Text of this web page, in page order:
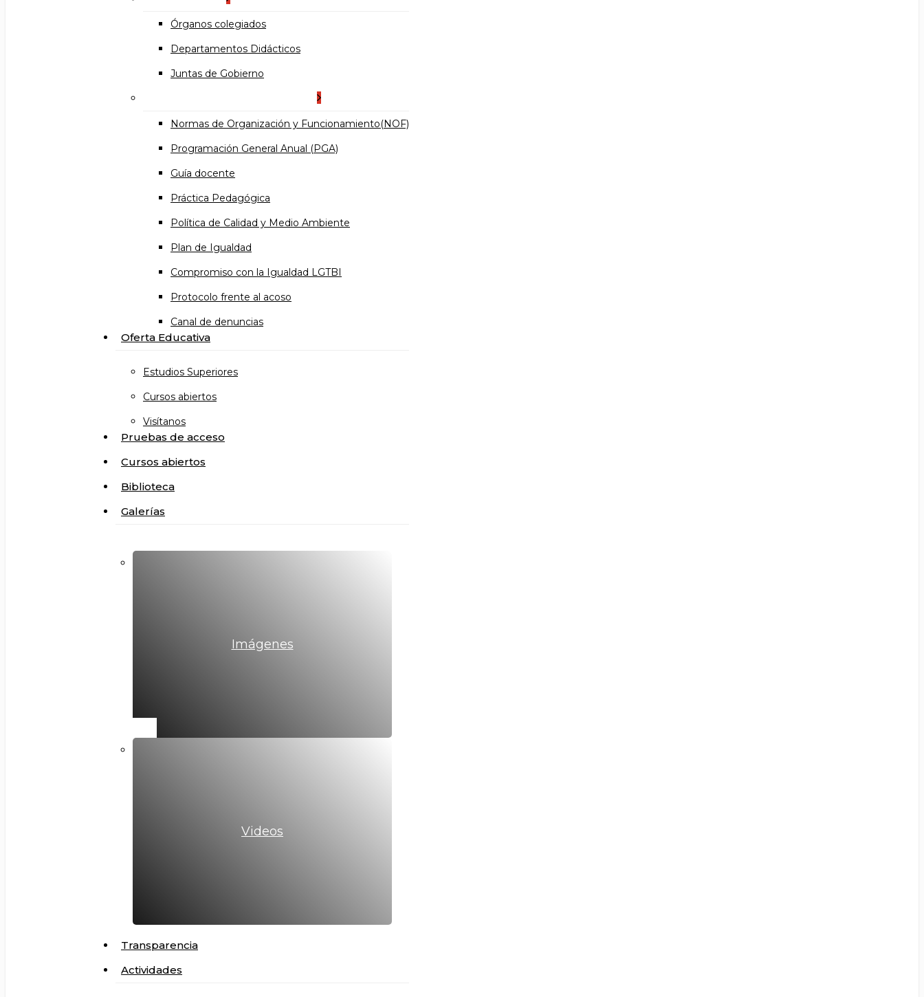
Órganos colegiados
Departamentos Didácticos
Juntas de Gobierno
Normas de Organización y Funcionamiento(NOF)
Programación General Anual (PGA)
Guía docente
Práctica Pedagógica
Política de Calidad y Medio Ambiente
Plan de Igualdad
Compromiso con la Igualdad LGTBI
Protocolo frente al acoso
Canal de denuncias
Oferta Educativa
Estudios Superiores
Cursos abiertos
Visítanos
Pruebas de acceso
Cursos abiertos
Biblioteca
Galerías
Imágenes
Videos
Transparencia
Actividades